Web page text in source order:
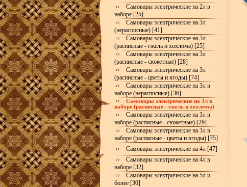
Самовары электрические на 2л в
наборе [25]
Самовары электрические на 3л
(нерасписные) [41]
Самовары электрические на 3л
(расписные - гжель и хохлома) [25]
Самовары электрические на 3л
(расписные - сюжетные) [28]
Самовары электрические на 3л
(расписные - цветы и ягоды) [74]
Самовары электрические на 3л в
наборе (нерасписные) [36]
Самовары электрические на 3л в
наборе (расписные - гжель и хохлома)
Самовары электрические на 3л в
наборе (расписные - сюжетные) [29]
Самовары электрические на 3л в
наборе (расписные - цветы и ягоды) [75]
Самовары электрические на 4л [47]
Самовары электрические на 4л в
наборе [32]
Самовары электрические на 5л и
более [30]